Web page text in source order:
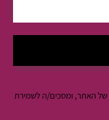
של האתר, ומסכים/ה לשמירת